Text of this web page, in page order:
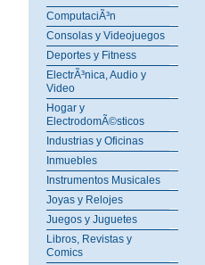
ComputaciÃ³n
Consolas y Videojuegos
Deportes y Fitness
ElectrÃ³nica, Audio y
Video
Hogar y
ElectrodomÃ©sticos
Industrias y Oficinas
Inmuebles
Instrumentos Musicales
Joyas y Relojes
Juegos y Juguetes
Libros, Revistas y
Comics